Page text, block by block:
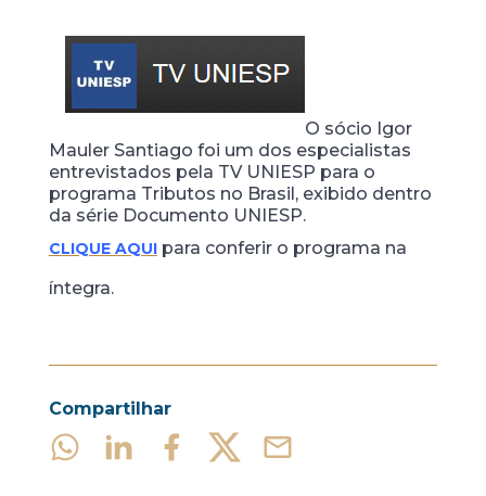
O sócio Igor
Mauler Santiago foi um dos especialistas
entrevistados pela TV UNIESP para o
programa Tributos no Brasil, exibido dentro
da série Documento UNIESP.
CLIQUE AQUIpara conferir o programa na
íntegra.
Compartilhar